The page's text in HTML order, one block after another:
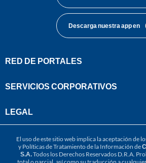
Descarga nuestra app en
RED DE PORTALES
SERVICIOS CORPORATIVOS
LEGAL
El uso de este sitio web implica la aceptación de
y Políticas de Tratamiento de la Información de
S.A.Todos los Derechos Reservados D.R.A.